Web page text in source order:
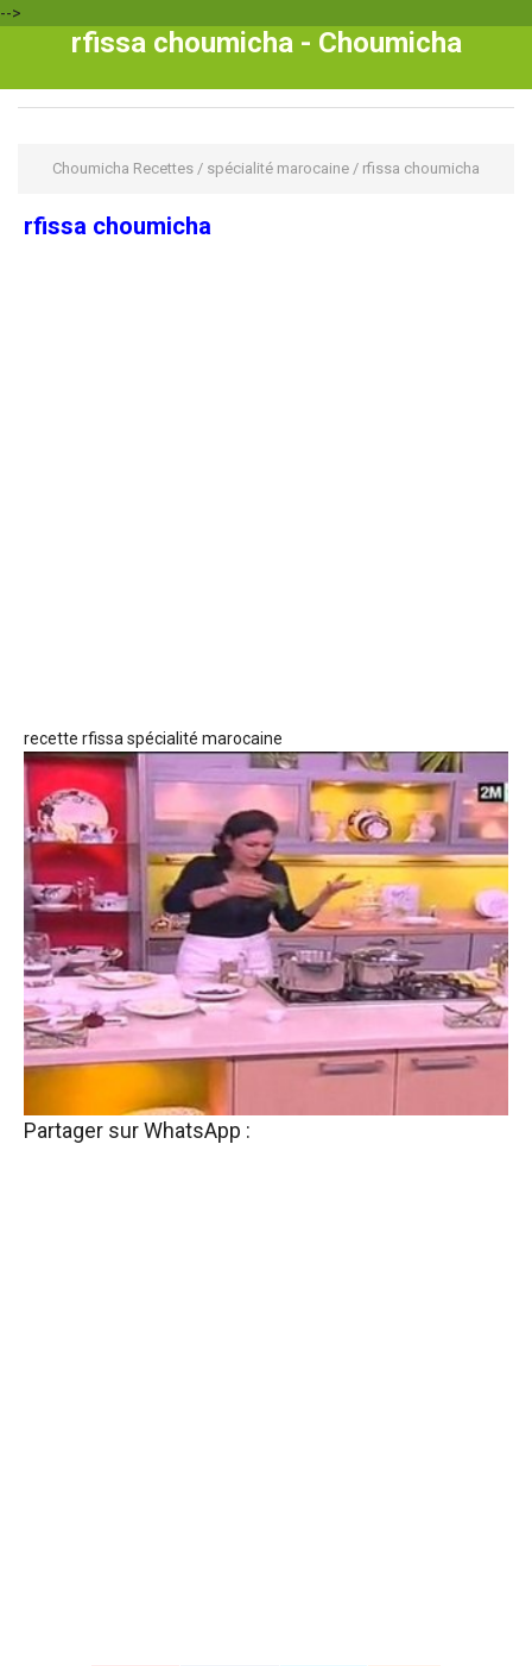
-->
rfissa choumicha - Choumicha
Choumicha Recettes / spécialité marocaine / rfissa choumicha
rfissa choumicha
recette rfissa spécialité marocaine
Partager sur WhatsApp :